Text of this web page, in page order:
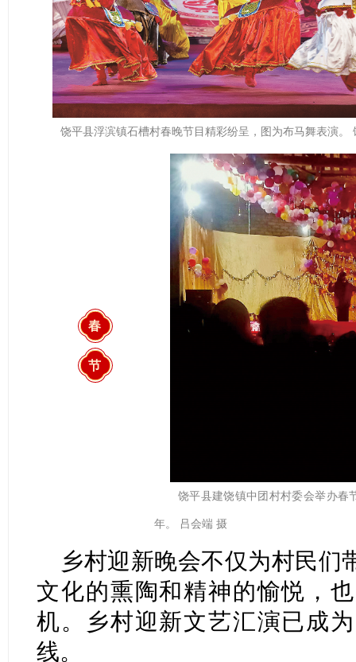
饶平县浮滨镇石槽村春晚节目精彩纷呈，图为布马舞表演。
春
节
饶平县建饶镇中团村村委会举办春
年。 吕会端 摄
乡村迎新晚会不仅为村民们
文化的熏陶和精神的愉悦，
机。乡村迎新文艺汇演已成
线。